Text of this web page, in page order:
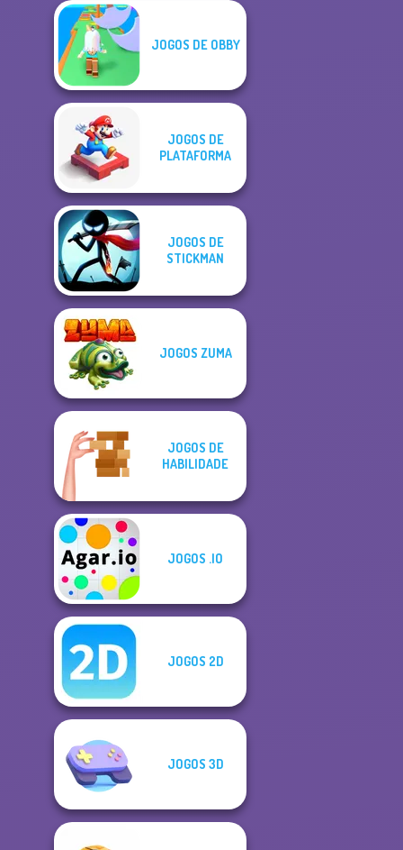
JOGOS DE OBBY
JOGOS DE
PLATAFORMA
JOGOS DE
STICKMAN
JOGOS ZUMA
JOGOS DE
HABILIDADE
JOGOS .IO
JOGOS 2D
JOGOS 3D